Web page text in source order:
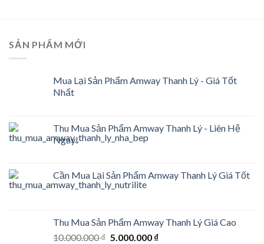
SẢN PHẨM MỚI
Mua Lại Sản Phẩm Amway Thanh Lý - Giá Tốt
Nhất
Thu Mua Sản Phẩm Amway Thanh Lý - Liên Hệ
Ngay!
Cần Mua Lại Sản Phẩm Amway Thanh Lý Giá Tốt
Thu Mua Sản Phẩm Amway Thanh Lý Giá Cao
10.000.000₫ Original
5.000.000 ₫Current